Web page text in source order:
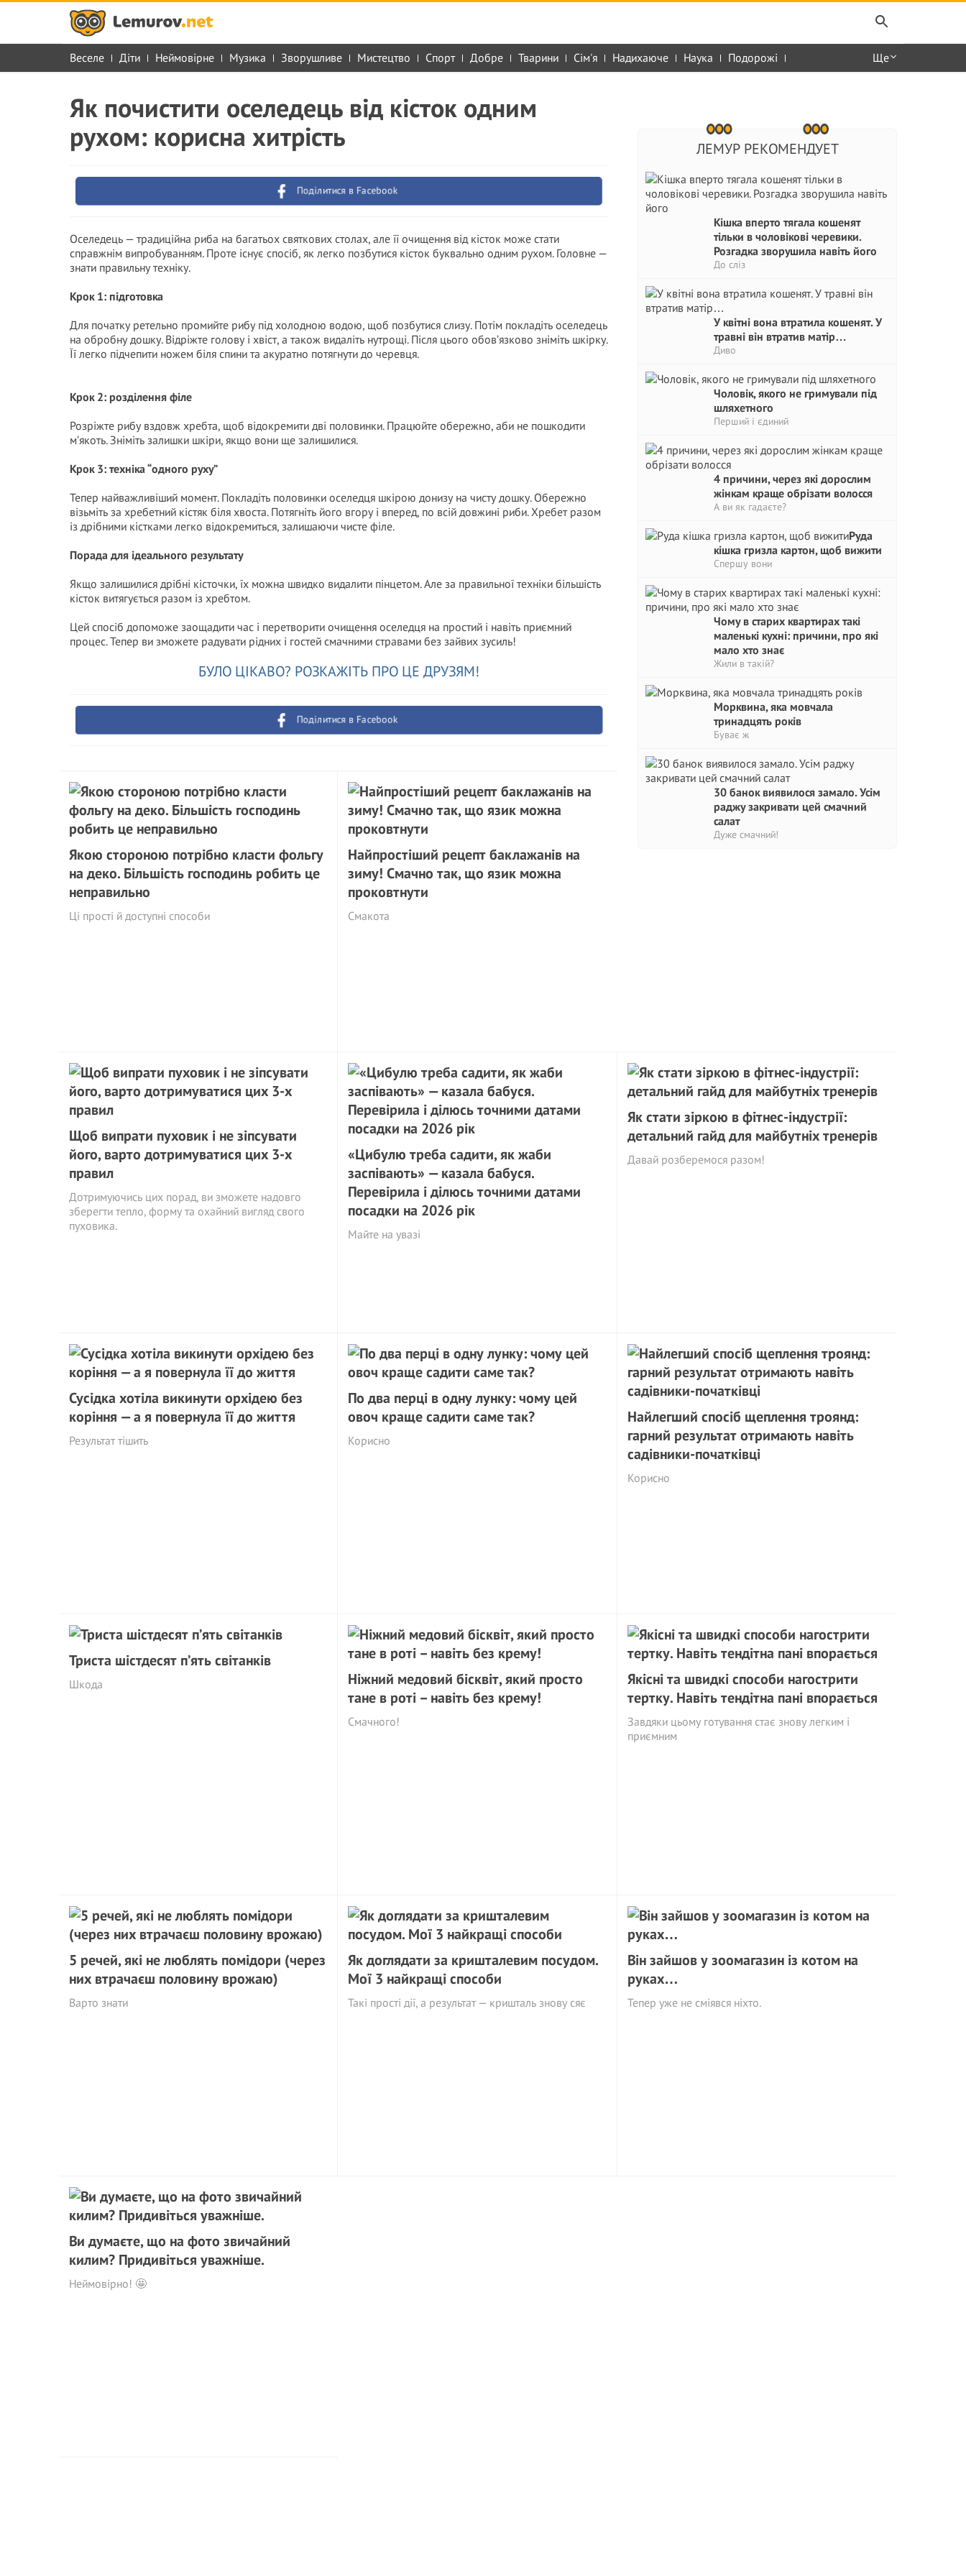
Веселе Діти Неймовірне Музика Зворушливе Мистецтво Спорт Добре Тварини Сім'я Надихаюче Наука Подорожі Ще
ЛЕМУР РЕКОМЕНДУЕТ
Кішка вперто тягала кошенят
тільки в чоловікові черевики.
Розгадка зворушила навіть його
До сліз
У квітні вона втратила кошенят. У
травні він втратив матір…
Диво
Чоловік, якого не гримували під
шляхетного
Перший і єдиний
4 причини, через які дорослим
жінкам краще обрізати волосся
А ви як гадаєте?
Руда
кішка гризла картон, щоб вижити
Спершу вони
Чому в старих квартирах такі
маленькі кухні: причини, про які
мало хто знає
Жили в такій?
Морквина, яка мовчала
тринадцять років
Буває ж
30 банок виявилося замало. Усім
раджу закривати цей смачний
салат
Дуже смачний!
Як почистити оселедець від кісток одним
рухом: корисна хитрість
Поділитися в Facebook
Оселедець — традиційна риба на багатьох святкових столах, але її очищення від кісток може стати
справжнім випробуванням. Проте існує спосіб, як легко позбутися кісток буквально одним рухом. Головне —
знати правильну техніку.
Крок 1: підготовка
Для початку ретельно промийте рибу під холодною водою, щоб позбутися слизу. Потім покладіть оселедець
на обробну дошку. Відріжте голову і хвіст, а також видаліть нутрощі. Після цього обов’язково зніміть шкірку.
Її легко підчепити ножем біля спини та акуратно потягнути до черевця.
Крок 2: розділення філе
Розріжте рибу вздовж хребта, щоб відокремити дві половинки. Працюйте обережно, аби не пошкодити
м’якоть. Зніміть залишки шкіри, якщо вони ще залишилися.
Крок 3: техніка “одного руху”
Тепер найважливіший момент. Покладіть половинки оселедця шкірою донизу на чисту дошку. Обережно
візьміть за хребетний кістяк біля хвоста. Потягніть його вгору і вперед, по всій довжині риби. Хребет разом
із дрібними кістками легко відокремиться, залишаючи чисте філе.
Порада для ідеального результату
Якщо залишилися дрібні кісточки, їх можна швидко видалити пінцетом. Але за правильної техніки більшість
кісток витягується разом із хребтом.
Цей спосіб допоможе заощадити час і перетворити очищення оселедця на простий і навіть приємний
процес. Тепер ви зможете радувати рідних і гостей смачними стравами без зайвих зусиль!
БУЛО ЦІКАВО? РОЗКАЖІТЬ ПРО ЦЕ ДРУЗЯМ!
Поділитися в Facebook
Якою стороною потрібно класти фольгу
на деко. Більшість господинь робить це
неправильно
Ці прості й доступні способи
Найпростіший рецепт баклажанів на
зиму! Смачно так, що язик можна
проковтнути
Смакота
Щоб випрати пуховик і не зіпсувати
його, варто дотримуватися цих 3-х
правил
Дотримуючись цих порад, ви зможете надовго
зберегти тепло, форму та охайний вигляд свого
пуховика.
«Цибулю треба садити, як жаби
заспівають» — казала бабуся.
Перевірила і ділюсь точними датами
посадки на 2026 рік
Майте на увазі
Як стати зіркою в фітнес-індустрії:
детальний гайд для майбутніх тренерів
Давай розберемося разом!
Сусідка хотіла викинути орхідею без
коріння — а я повернула її до життя
Результат тішить
По два перці в одну лунку: чому цей
овоч краще садити саме так?
Корисно
Найлегший спосіб щеплення троянд:
гарний результат отримають навіть
садівники-початківці
Корисно
Триста шістдесят п’ять світанків
Шкода
Ніжний медовий бісквіт, який просто
тане в роті – навіть без крему!
Смачного!
Якісні та швидкі способи нагострити
тертку. Навіть тендітна пані впорається
Завдяки цьому готування стає знову легким і
приємним
5 речей, які не люблять помідори (через
них втрачаєш половину врожаю)
Варто знати
Як доглядати за кришталевим посудом.
Мої 3 найкращі способи
Такі прості дії, а результат — кришталь знову сяє
Він зайшов у зоомагазин із котом на
руках…
Тепер уже не сміявся ніхто.
Ви думаєте, що на фото звичайний
килим? Придивіться уважніше.
Неймовірно! 🤩